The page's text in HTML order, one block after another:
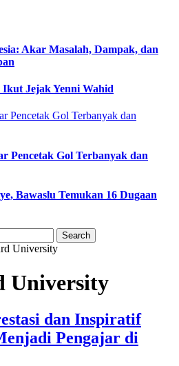
Akar Masalah, Dampak, dan
Jejak Yenni Wahid
Pencetak Gol Terbanyak dan
Bawaslu Temukan 16 Dugaan
University
University
dan Inspiratif
Pengajar di